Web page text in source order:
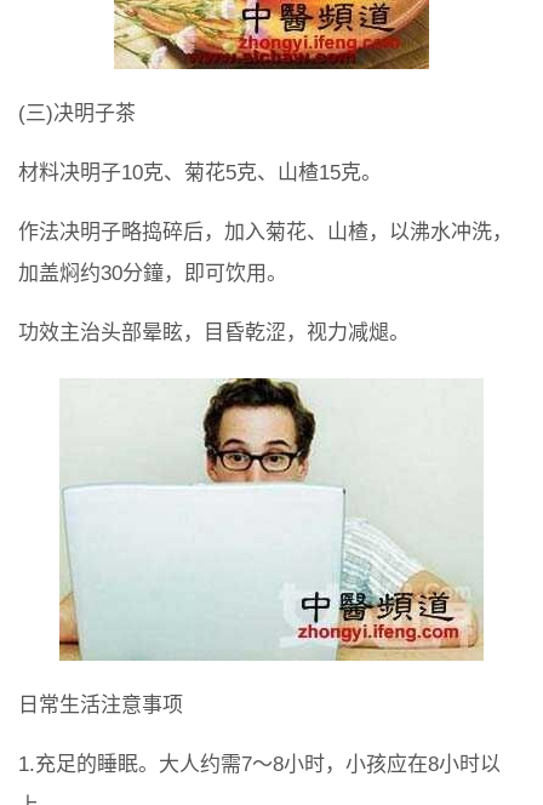
(三)决明子茶
材料决明子10克、菊花5克、山楂15克。
作法决明子略捣碎后，加入菊花、山楂，以沸水冲洗，
加盖焖约30分鐘，即可饮用。
功效主治头部晕眩，目昏乾涩，视力减煺。
日常生活注意事项
1.充足的睡眠。大人约需7～8小时，小孩应在8小时以